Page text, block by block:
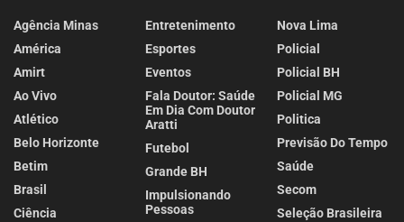
Agência Minas
América
Amirt
Ao Vivo
Atlético
Belo Horizonte
Betim
Brasil
Ciência
Entretenimento
Esportes
Eventos
Fala Doutor: Saúde
Em Dia Com Doutor
Aratti
Futebol
Grande BH
Impulsionando
Pessoas
Nova Lima
Policial
Policial BH
Policial MG
Politica
Previsão Do Tempo
Saúde
Secom
Seleção Brasileira